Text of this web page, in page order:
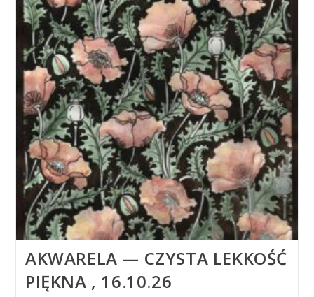
AKWARELA — CZYSTA LEKKOŚĆ
PIĘKNA , 16.10.26